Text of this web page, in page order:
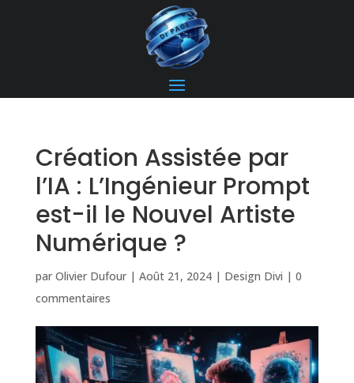
Création Assistée par
l’IA : L’Ingénieur Prompt
est-il le Nouvel Artiste
Numérique ?
par Olivier Dufour| Août 21, 2024| Design Divi | 0
commentaires